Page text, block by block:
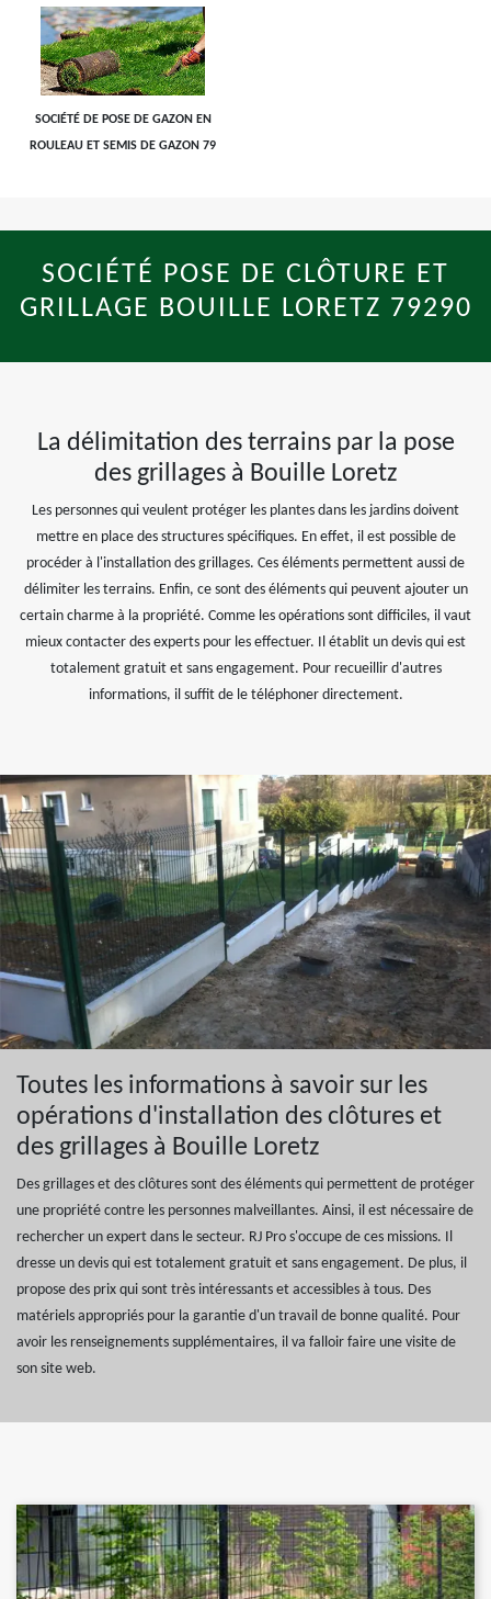
SOCIÉTÉ DE POSE DE GAZON EN
ROULEAU ET SEMIS DE GAZON 79
SOCIÉTÉ POSE DE CLÔTURE ET
GRILLAGE BOUILLE LORETZ 79290
La délimitation des terrains par la pose
des grillages à Bouille Loretz
Les personnes qui veulent protéger les plantes dans les jardins doivent
mettre en place des structures spécifiques. En effet, il est possible de
procéder à l'installation des grillages. Ces éléments permettent aussi de
délimiter les terrains. Enfin, ce sont des éléments qui peuvent ajouter un
certain charme à la propriété. Comme les opérations sont difficiles, il vaut
mieux contacter des experts pour les effectuer. Il établit un devis qui est
totalement gratuit et sans engagement. Pour recueillir d'autres
informations, il suffit de le téléphoner directement.
Toutes les informations à savoir sur les
opérations d'installation des clôtures et
des grillages à Bouille Loretz
Des grillages et des clôtures sont des éléments qui permettent de protéger
une propriété contre les personnes malveillantes. Ainsi, il est nécessaire de
rechercher un expert dans le secteur. RJ Pro s'occupe de ces missions. Il
dresse un devis qui est totalement gratuit et sans engagement. De plus, il
propose des prix qui sont très intéressants et accessibles à tous. Des
matériels appropriés pour la garantie d'un travail de bonne qualité. Pour
avoir les renseignements supplémentaires, il va falloir faire une visite de
son site web.